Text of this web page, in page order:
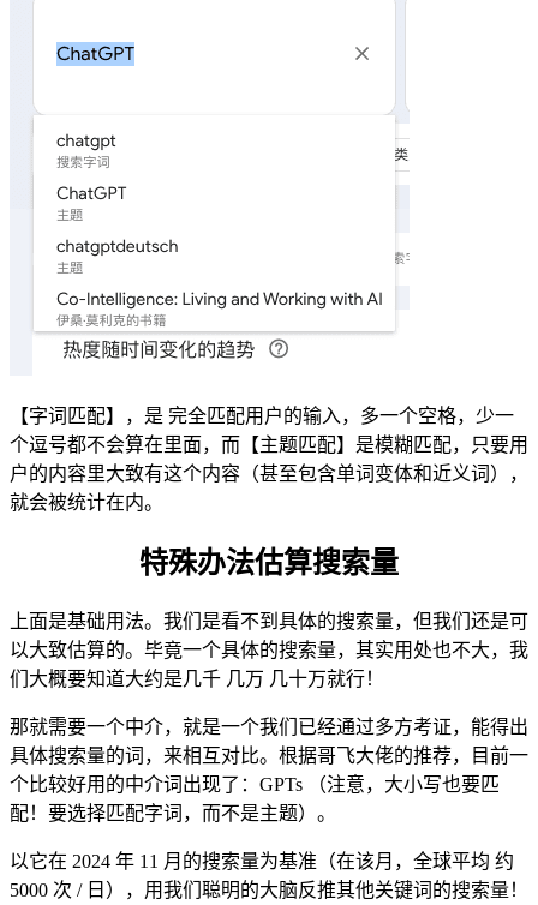
【字词匹配】，是 完全匹配用户的输入，多一个空格，少一
个逗号都不会算在里面，而【主题匹配】是模糊匹配，只要用
户的内容里大致有这个内容（甚至包含单词变体和近义词），
就会被统计在内。
特殊办法估算搜索量
上面是基础用法。我们是看不到具体的搜索量，但我们还是可
以大致估算的。毕竟一个具体的搜索量，其实用处也不大，我
们大概要知道大约是几千 几万 几十万就行！
那就需要一个中介，就是一个我们已经通过多方考证，能得出
具体搜索量的词，来相互对比。根据哥飞大佬的推荐，目前一
个比较好用的中介词出现了：GPTs （注意，大小写也要匹
配！要选择匹配字词，而不是主题）。
以它在 2024 年 11 月的搜索量为基准（在该月，全球平均 约
5000 次 / 日），用我们聪明的大脑反推其他关键词的搜索量！